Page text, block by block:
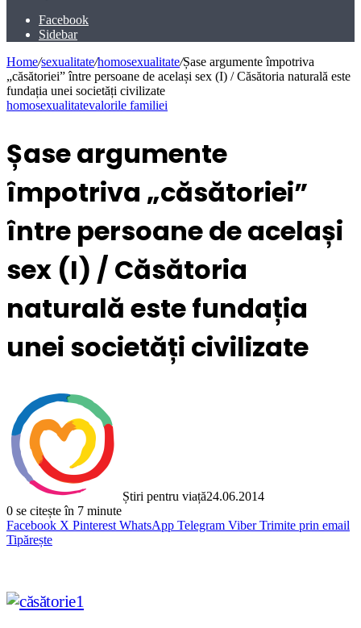
Facebook
Sidebar
Home/sexualitate/homosexualitate/Șase argumente împotriva
„căsătoriei” între persoane de același sex (I) / Căsătoria naturală este
fundația unei societăți civilizate
homosexualitatevalorile familiei
Șase argumente
împotriva „căsătoriei”
între persoane de același
sex (I) / Căsătoria
naturală este fundația
unei societăți civilizate
Știri pentru viață24.06.2014
0 se citește în 7 minute
Facebook X Pinterest WhatsApp Telegram Viber Trimite prin email
Tipărește